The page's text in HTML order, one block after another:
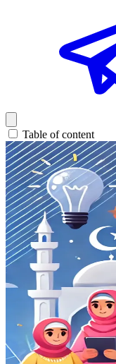
Table of content